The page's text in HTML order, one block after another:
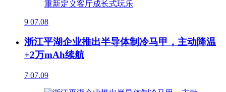
9 07.08
浙江平湖企业推出半导体制冷马甲，主动降温
+2万mAh续航
7 07.09